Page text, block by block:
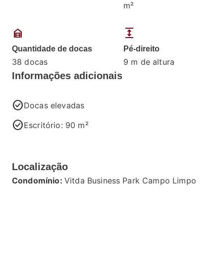
m²
garage_home
Quantidade de docas
38 docas
expand
Pé-direito
9 m de altura
Informações adicionais
check_circleDocas elevadas
check_circleEscritório: 90 m²
Localização
Condomínio: Vitda Business Park Campo Limpo